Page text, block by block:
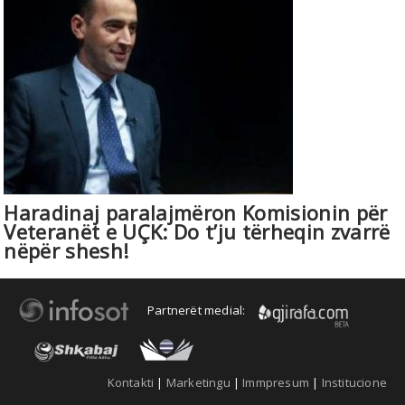
Haradinaj paralajmëron Komisionin për
Veteranët e UÇK: Do t’ju tërheqin zvarrë
nëpër shesh!
Partnerët medial:
Kontakti | Marketingu | Immpresum | Institucione